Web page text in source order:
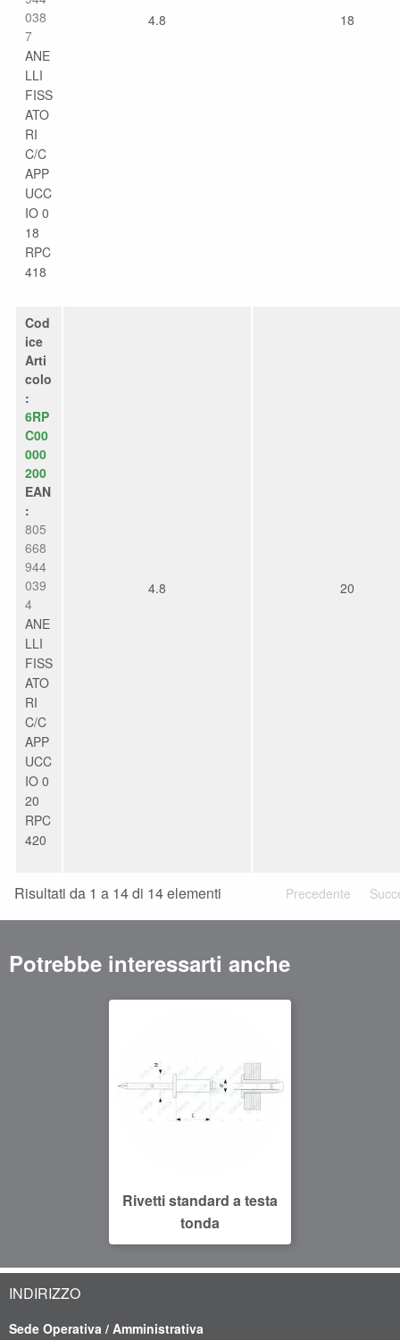
038
7
ANE
LLI
FISS
ATO
RI
C/C
APP
UCC
IO 0
18
RPC
418
4.8 18
Cod
ice
Arti
colo
:
6RP
C00
000
200
EAN
:
805
668
944
039
4
ANE
LLI
FISS
ATO
RI
C/C
APP
UCC
IO 0
20
RPC
420
4.8 20
Risultati da 1 a 14 di 14 elementi Precedente
Potrebbe interessarti anche
Rivetti standard a testa
tonda
INDIRIZZO
Sede Operativa / Amministrativa